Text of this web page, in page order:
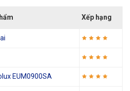
Xếp hạng
EUM0900SA